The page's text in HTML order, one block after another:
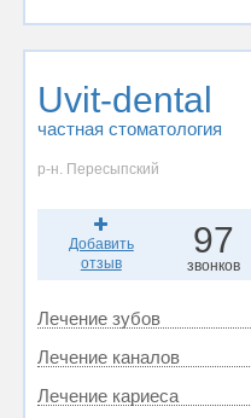
Uvit-dental
частная стоматология
р-н. Пересыпский
Добавить
отзыв
97
звонков
Лечение зубов
Лечение каналов
Лечение кариеса